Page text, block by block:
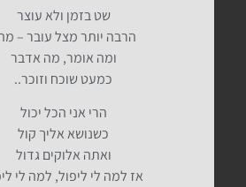
שט בזמן ולא עוצר
הרבה יותר מצל עובר –
ומה אומר, מה אדבר
כמעט שוכח וזוכר..
הרי אני הכל יכול
כשנושא אליך קול
ואתה אלוקים גדול
אז למה לי ליפול, למה לי